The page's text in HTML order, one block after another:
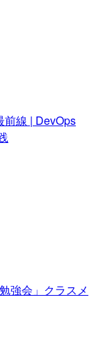
前線 | DevOps
強会」クラスメ